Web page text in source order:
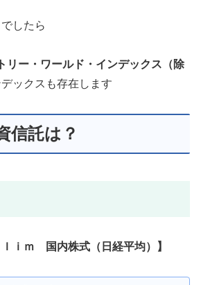
したら
リー・ワールド・インデックス（除
ックスも存在します
信託は？
ｉｍ 国内株式（日経平均）】